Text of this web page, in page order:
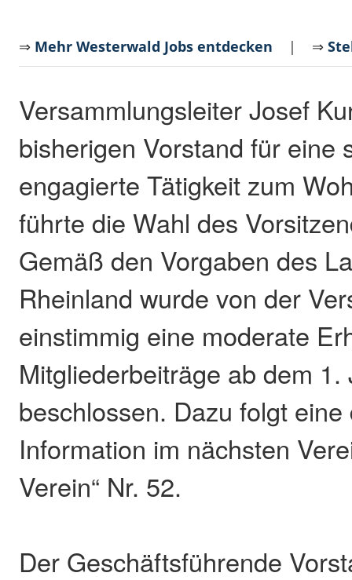
⇒ Mehr Westerwald Jobs entdecken | ⇒
Versammlungsleiter Josef
bisherigen Vorstand für eine
engagierte Tätigkeit zum
führte die Wahl des
Gemäß den Vorgaben des
Rheinland wurde von der
einstimmig eine moderate
Mitgliederbeiträge ab dem 1.
beschlossen. Dazu folgt
Information im nächsten
Verein“ Nr. 52.
Der Geschäftsführende